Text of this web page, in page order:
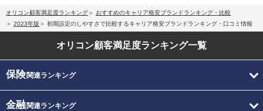
オリコン顧客満足度ランキング
おすすめのキャリア格安ブランドランキング・比較
2023年版
初期設定のしやすさで比較するキャリア格安ブランドランキング・口コミ情報
オリコン顧客満足度ランキング一覧
保険関連ランキング
金融関連ランキング